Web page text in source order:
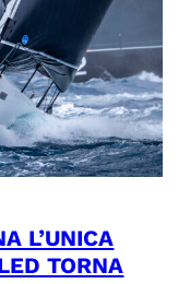
L’UNICA
TORNA